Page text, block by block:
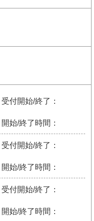
受付開始/終了：
開始/終了時間：
受付開始/終了：
開始/終了時間：
受付開始/終了：
開始/終了時間：